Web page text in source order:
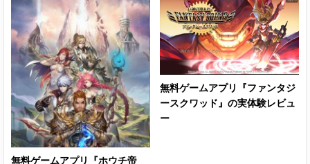
無料ゲームアプリ『ホウチ帝
無料ゲームアプリ『ファンタジ
ースクワッド』の実体験レビュ
ー